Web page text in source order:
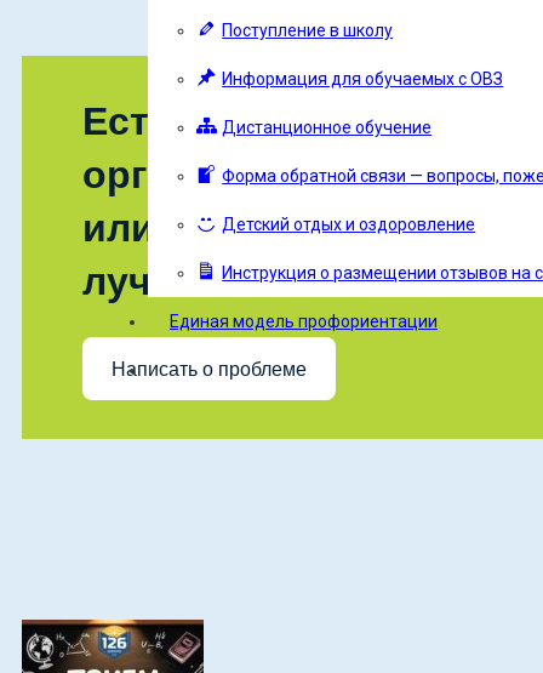
Поступление в школу
Информация для обучаемых с ОВЗ
Дистанционное обучение
Форма обратной связи — вопросы,
Детский отдых и оздоровление
Инструкция о размещении отзывов на
Единая модель профориентации
Есть предложения по
организации учебного
или знаете, как
лучше?
Написать о проблеме